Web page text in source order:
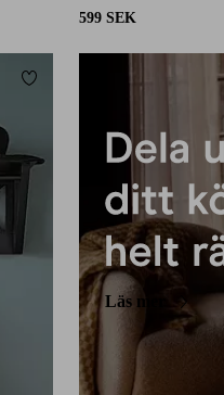
599 SEK
Lägg till i favoriter
Läs mer